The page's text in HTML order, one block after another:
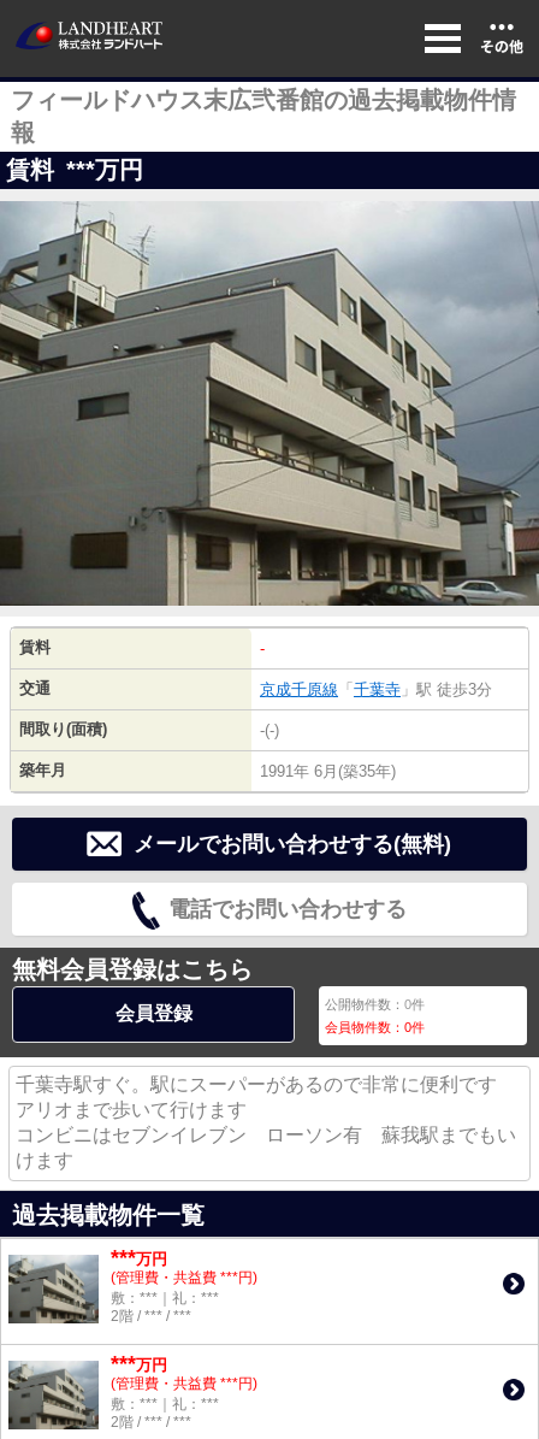
フィールドハウス末広弐番館の過去掲載物件情
報
賃料 ***万円
賃料 -
交通 京成千原線 「 千葉寺 」駅 徒歩3分
間取り(面積) -(-)
築年月 1991年 6月(築35年)
メールでお問い合わせする(無料)
電話でお問い合わせする
無料会員登録はこちら
会員登録 公開物件数：0件
会員物件数：0件
千葉寺駅すぐ。駅にスーパーがあるので非常に便利です
アリオまで歩いて行けます
コンビニはセブンイレブン ローソン有 蘇我駅までもい
けます
過去掲載物件一覧
***万円
(管理費・共益費 ***円)
敷：***｜礼：***
2階 / *** / ***
***万円
(管理費・共益費 ***円)
敷：***｜礼：***
2階 / *** / ***